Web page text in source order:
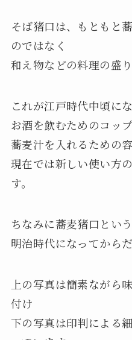
そば猪口は、もともと
のではなく
和え物などの料理の盛
これが江戸時代中頃に
お酒を飲むためのコッ
蕎麦汁を入れるための
現在では新しい使い方
す。
ちなみに蕎麦猪口とい
明治時代になってからだ
上の写真は簡素ながら
付け
下の写真は印判による